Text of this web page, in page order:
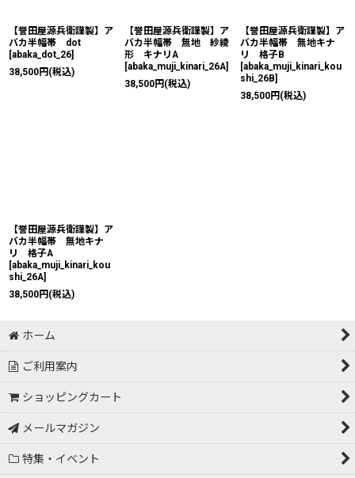
【誉田屋源兵衛謹製】ア
バカ半幅帯 dot
[abaka_dot_26]
38,500円 (税込)
【誉田屋源兵衛謹製】ア
バカ半幅帯 無地 紗綾
形 キナリA
[abaka_muji_kinari_26A]
38,500円 (税込)
【誉田屋源兵衛謹製】ア
バカ半幅帯 無地キナ
リ 格子B
[abaka_muji_kinari_kou
shi_26B]
38,500円 (税込)
【誉田屋源兵衛謹製】ア
バカ半幅帯 無地キナ
リ 格子A
[abaka_muji_kinari_kou
shi_26A]
38,500円 (税込)
ホーム
ご利用案内
ショッピングカート
メールマガジン
特集・イベント